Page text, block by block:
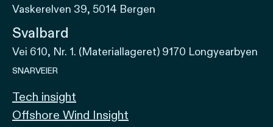
Vaskerelven 39, 5014 Bergen
Svalbard
Vei 610, Nr. 1. (Materiallageret) 9170 Longyearbyen
SNARVEIER
Tech insight
Offshore Wind Insight